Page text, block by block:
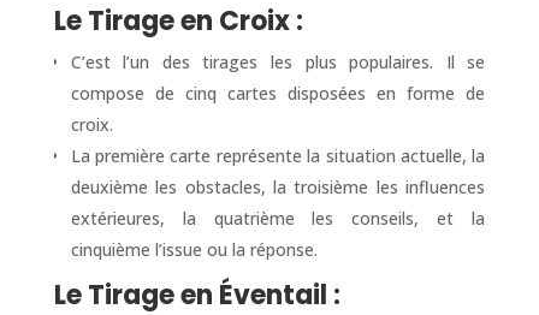
Le Tirage en Croix :
C’est l’un des tirages les plus populaires. Il se
compose de cinq cartes disposées en forme de
croix.
La première carte représente la situation actuelle, la
deuxième les obstacles, la troisième les influences
extérieures, la quatrième les conseils, et la
cinquième l’issue ou la réponse.
Le Tirage en Éventail :